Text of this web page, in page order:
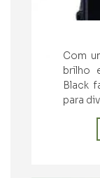
Com
brilho
Black
para